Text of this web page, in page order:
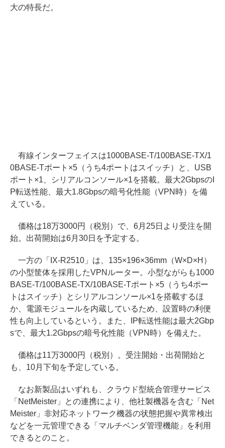
大の特長だ。
有線インターフェイスは1000BASE-T/100BASE-TX/1
0BASE-Tポート×5（うち4ポートはスイッチ）と、USB
ポート×1、シリアルコンソール×1を搭載。最大2GbpsのI
P転送性能、最大1.8Gbpsの暗号化性能（VPN時）を備
えている。
価格は18万3000円（税別）で、6月25日より受注を開
始。出荷開始は6月30日を予定する。
一方の「IX-R2510」は、135×196×36mm（W×D×H）
の小型筐体を採用したVPNルーター。小型ながらも1000
BASE-T/100BASE-TX/10BASE-Tポート×5（うち4ポー
トはスイッチ）とシリアルコンソール×1を搭載するほ
か、電源モジュールを内蔵しているため、設置時の利便
性も向上しているという。また、IP転送性能は最大2Gbp
sで、最大1.2Gbpsの暗号化性能（VPN時）を備えた。
価格は11万3000円（税別）。受注開始・出荷開始と
も、10月下旬を予定している。
なお新製品はいずれも、クラウド型統合管理サービス
「NetMeister」との連携により、他社製機器を含む「Net
Meister」非対応ネットワーク機器の状態把握や異常検出
などを一元管理できる「マルチベンダ管理機能」を利用
できるとのこと。